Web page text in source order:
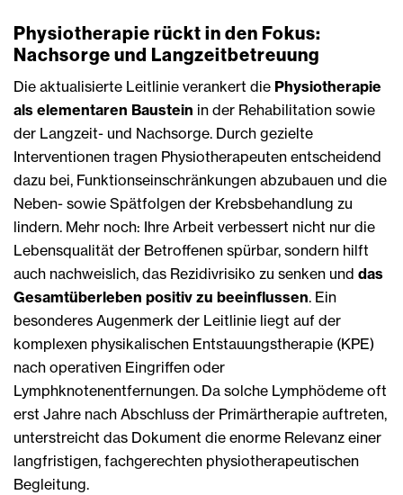
Physiotherapie rückt in den Fokus:
Nachsorge und Langzeitbetreuung
Die aktualisierte Leitlinie verankert die Physiotherapie
als elementaren Baustein in der Rehabilitation sowie
der Langzeit- und Nachsorge. Durch gezielte
Interventionen tragen Physiotherapeuten entscheidend
dazu bei, Funktionseinschränkungen abzubauen und die
Neben- sowie Spätfolgen der Krebsbehandlung zu
lindern. Mehr noch: Ihre Arbeit verbessert nicht nur die
Lebensqualität der Betroffenen spürbar, sondern hilft
auch nachweislich, das Rezidivrisiko zu senken und das
Gesamtüberleben positiv zu beeinflussen. Ein
besonderes Augenmerk der Leitlinie liegt auf der
komplexen physikalischen Entstauungstherapie (KPE)
nach operativen Eingriffen oder
Lymphknotenentfernungen. Da solche Lymphödeme oft
erst Jahre nach Abschluss der Primärtherapie auftreten,
unterstreicht das Dokument die enorme Relevanz einer
langfristigen, fachgerechten physiotherapeutischen
Begleitung.